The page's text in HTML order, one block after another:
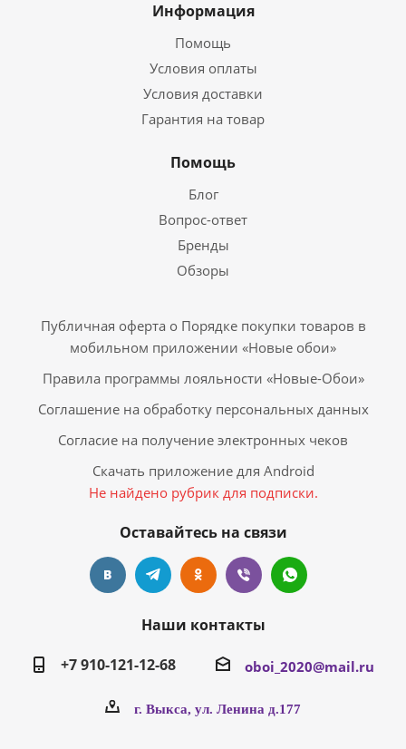
Информация
Помощь
Условия оплаты
Условия доставки
Гарантия на товар
Помощь
Блог
Вопрос-ответ
Бренды
Обзоры
Публичная оферта о Порядке покупки товаров в
мобильном приложении «Новые обои»
Правила программы лояльности «Новые-Обои»
Соглашение на обработку персональных данных
Согласие на получение электронных чеков
Скачать приложение для Android
Не найдено рубрик для подписки.
Оставайтесь на связи
Наши контакты
+7 910-121-12-68
oboi_2020@mail.ru
г. Выкса, ул. Ленина д.177